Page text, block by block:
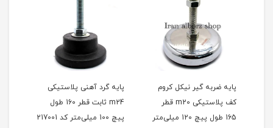
پایه ضربه گیر نیکل کروم
کف پلاستیکی m20 قطر
165 طول پیچ 120 میلی‌متر
پایه گرد آهنی پلاستیکی
m24 ثابت قطر 160 طول
پیچ 100 میلی‌متر کد 217001